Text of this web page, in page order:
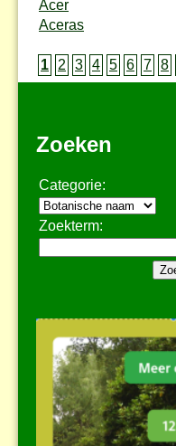
Acer
Aceras
1 2 3 4 5 6 7 8
Zoeken
Categorie:
Zoekterm: